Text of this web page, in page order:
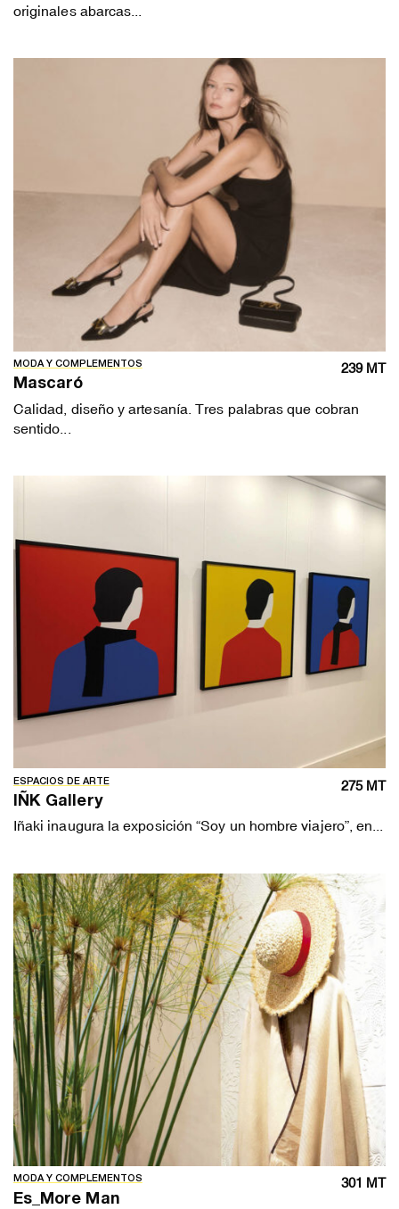
originales abarcas...
MODA Y COMPLEMENTOS 239 MT
Mascaró
Calidad, diseño y artesanía. Tres palabras que cobran
sentido...
ESPACIOS DE ARTE 275 MT
IÑK Gallery
Iñaki inaugura la exposición “Soy un hombre viajero”, en...
MODA Y COMPLEMENTOS 301 MT
Es_More Man